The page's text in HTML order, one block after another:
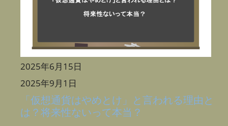
2025年6月15日
2025年9月1日
「仮想通貨はやめとけ」と言われる理由と
は？将来性ないって本当？